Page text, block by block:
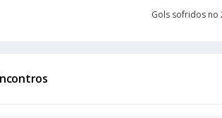
Gols sofridos no